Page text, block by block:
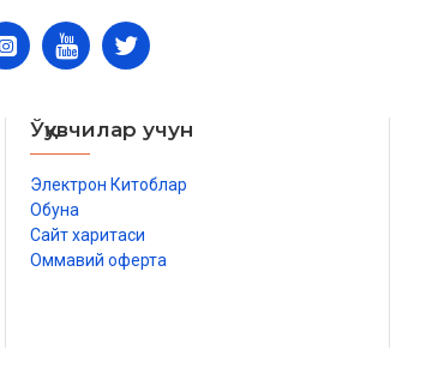
Ўқувчилар учун
Электрон Китоблар
Обуна
Сайт харитаси
Оммавий оферта